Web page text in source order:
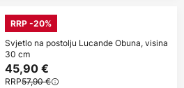
RRP -20%
Svjetlo na postolju Lucande Obuna, visina
30 cm
45,90 €
RRP57,90 €